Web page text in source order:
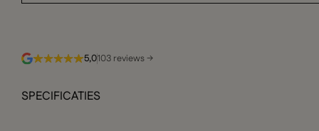
5,0103 reviews →
SPECIFICATIES